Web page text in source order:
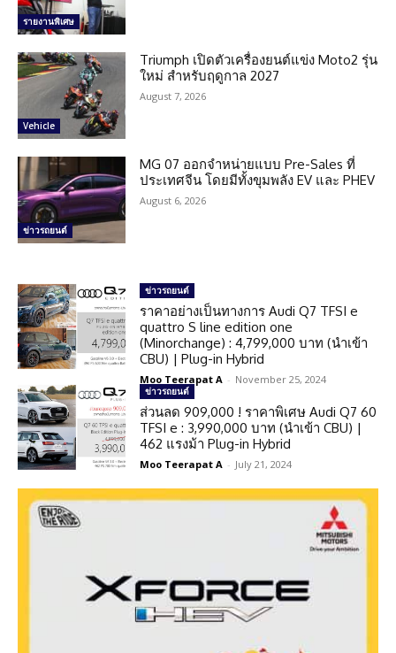
รายงานพิเศษ
Vehicle
Triumph เปิดตัวเครื่องยนต์แข่ง Moto2 รุ่น
ใหม่ สำหรับฤดูกาล 2027
August 7, 2026
ข่าวรถยนต์
MG 07 ออกจำหน่ายแบบ Pre-Sales ที่
ประเทศจีน โดยมีทั้งขุมพลัง EV และ PHEV
August 6, 2026
ข่าวรถยนต์
ราคาอย่างเป็นทางการ Audi Q7 TFSI e
quattro S line edition one
(Minorchange) : 4,799,000 บาท (นำเข้า
CBU) | Plug-in Hybrid
Moo Teerapat A - November 25, 2024
ข่าวรถยนต์
ส่วนลด 909,000 ! ราคาพิเศษ Audi Q7 60
TFSI e : 3,990,000 บาท (นำเข้า CBU) |
462 แรงม้า Plug-in Hybrid
Moo Teerapat A - July 21, 2024